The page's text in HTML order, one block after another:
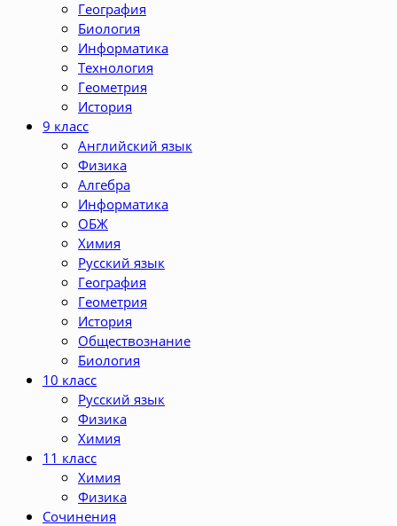
География
Биология
Информатика
Технология
Геометрия
История
9 класс
Английский язык
Физика
Алгебра
Информатика
ОБЖ
Химия
Русский язык
География
Геометрия
История
Обществознание
Биология
10 класс
Русский язык
Физика
Химия
11 класс
Химия
Физика
Сочинения